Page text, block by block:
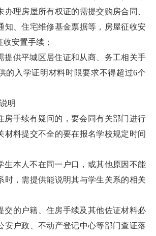
办理房屋所有权证的需提交购房合同、
知、住宅维修基金票据等，房屋征收安
安置手续；
供平城区居住证和从商、务工相关手
的入学证明材料时限要求不得超过6个
明
手续有疑问的，要会同有关部门进行
材料提交不全的要在报名学校规定时间
本人不在同一户口，或其他原因不能
时，需提供能说明其与学生关系的相关
的户籍、住房手续及其他佐证材料必
安户政、不动产登记中心等部门查证落